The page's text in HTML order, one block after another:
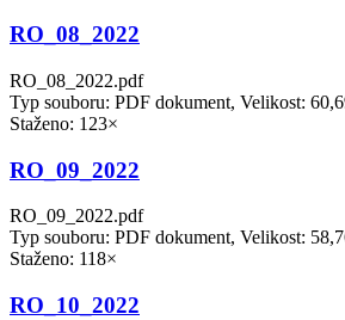
RO_08_2022
RO_08_2022.pdf
Typ souboru: PDF dokument, Velikost:
Staženo: 123×
RO_09_2022
RO_09_2022.pdf
Typ souboru: PDF dokument, Velikost:
Staženo: 118×
RO_10_2022